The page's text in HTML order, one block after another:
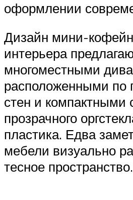
оформлении
Дизайн мини-
интерьера
многоместными
расположенными по
стен и компактными
прозрачного
пластика. Едва
мебели визуально
тесное пространство.